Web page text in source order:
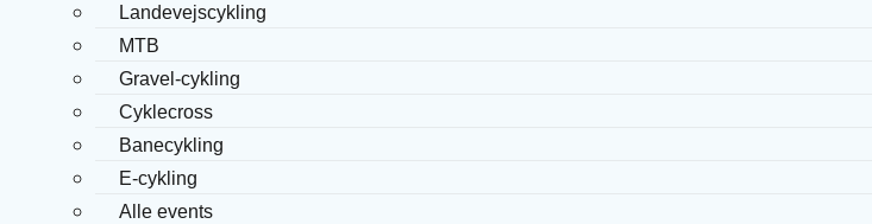
Landevejscykling
MTB
Gravel-cykling
Cyklecross
Banecykling
E-cykling
Alle events